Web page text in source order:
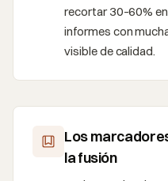
recortar 30–60%
informes con
visible de calidad.
Los
la fusión